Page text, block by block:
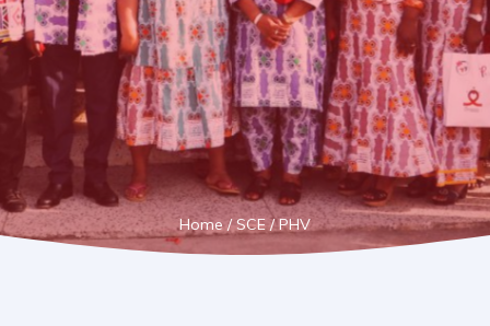
Home / SCE /PHV